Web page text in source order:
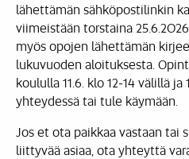
lähettämän sähköpostilinkin
viimeistään torstaina
myös opojen lähettämän
lukuvuoden aloituksesta.
koululla 11.6. klo 12-14 välillä ja
yhteydessä tai tule käymään.
Jos et ota paikkaa vastaan tai
liittyvää asiaa, ota yhteyttä